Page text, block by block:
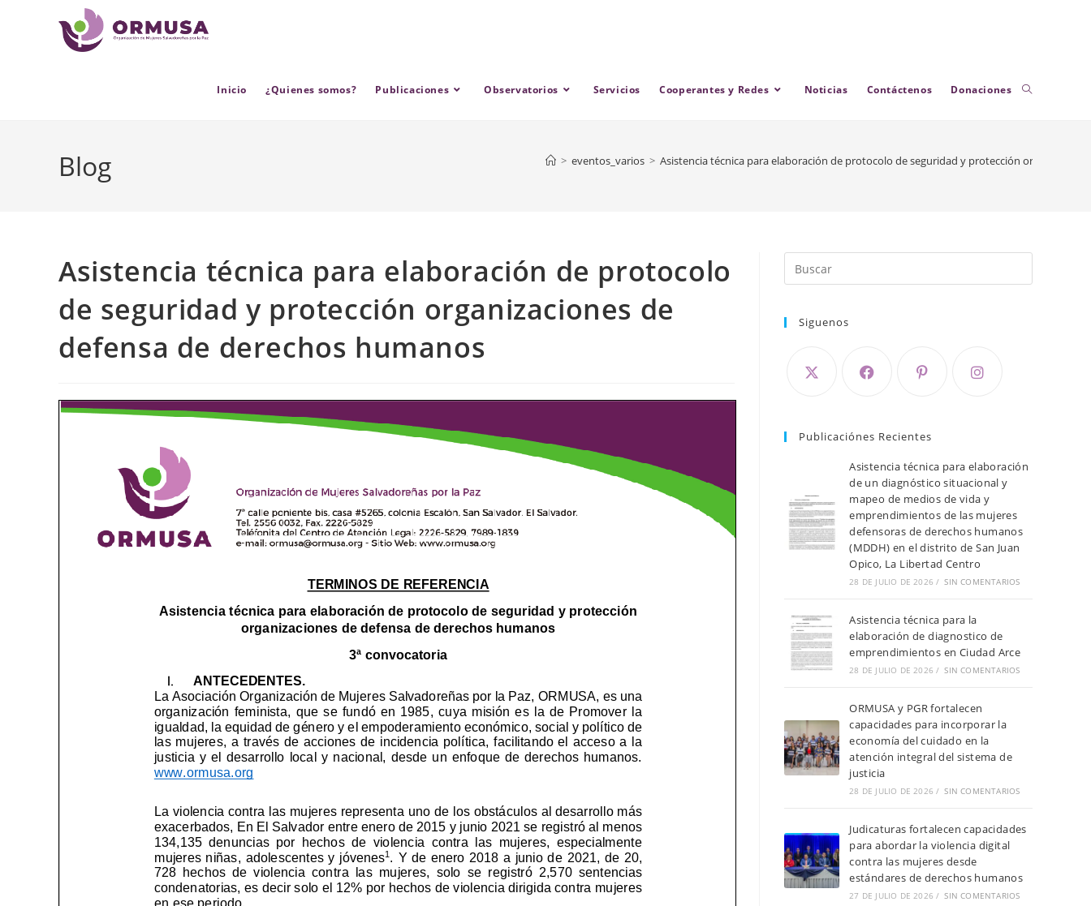
Inicio ¿Quienes somos? Publicaciones Observatorios Servicios Cooperantes y Redes Noticias Contáctenos Donaciones
Blog > eventos_varios > Asistencia técnica para elaboración de protocolo de seguridad y protección
Asistencia técnica para elaboración de protocolo
de seguridad y protección organizaciones de
defensa de derechos humanos
Siguenos
Publicaciónes Recientes
Asistencia técnica para elaboración
de un diagnóstico situacional y
mapeo de medios de vida y
emprendimientos de las mujeres
defensoras de derechos humanos
(MDDH) en el distrito de San Juan
Opico, La Libertad Centro
28 DE JULIO DE 2026 / SIN COMENTARIOS
Asistencia técnica para la
elaboración de diagnostico de
emprendimientos en Ciudad Arce
28 DE JULIO DE 2026 / SIN COMENTARIOS
ORMUSA y PGR fortalecen
capacidades para incorporar la
economía del cuidado en la
atención integral del sistema de
justicia
28 DE JULIO DE 2026 / SIN COMENTARIOS
Judicaturas fortalecen capacidades
para abordar la violencia digital
contra las mujeres desde
estándares de derechos humanos
27 DE JULIO DE 2026 / SIN COMENTARIOS